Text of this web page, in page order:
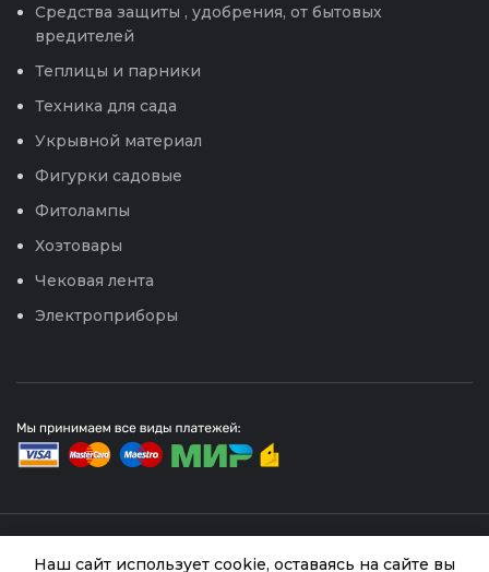
Средства защиты , удобрения, от бытовых
вредителей
Теплицы и парники
Техника для сада
Укрывной материал
Фигурки садовые
Фитолампы
Хозтовары
Чековая лента
Электроприборы
Александрович
Наш сайт использует cookie, оставаясь на сайте вы